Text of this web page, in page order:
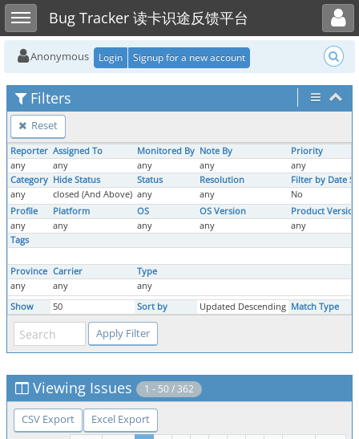
Toggle sidebarBug Tracker 读卡识途反馈平台
Toggle user menu
Anonymous Login Signup for a new account
Filters
Reset
Reporter Assigned To Monitored By Note By
Priority
any
any any any
any
Category Hide Status Status Resolution
Filter by Date
any
closed (And Above) any any
No
Profile
Platform OS OS Version
Product Version
any
any any any
any
Tags
Province Carrier
Type
any
any
any
Show
50 Sort by Updated Descending Match Type
Viewing Issues 1 - 50 / 362
CSV Export Excel Export